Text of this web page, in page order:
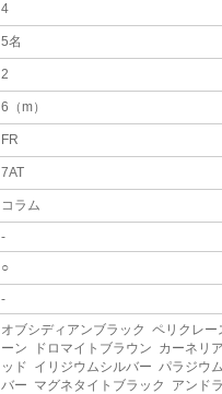
4
5名
2
6（m）
FR
7AT
コラム
-
○
-
オブシディアンブラック ペリクレー
ーン ドロマイトブラウン カーネリ
ッド イリジウムシルバー パラジウ
バー マグネタイトブラック アンド